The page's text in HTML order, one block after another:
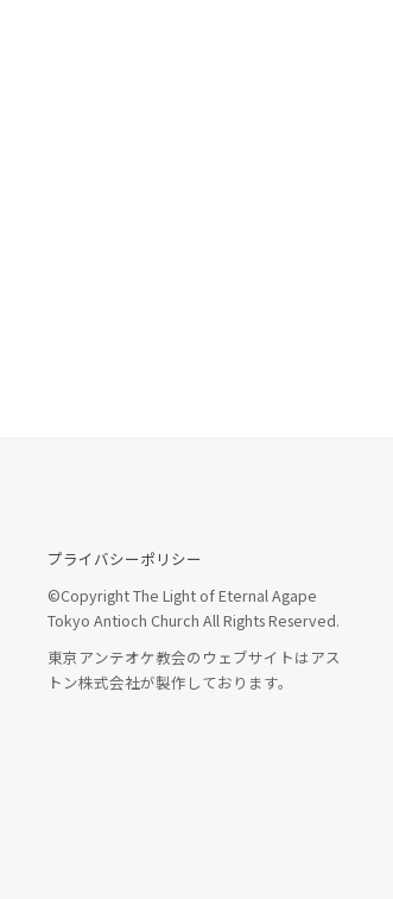
プライバシーポリシー
©Copyright The Light of Eternal Agape
Tokyo Antioch Church All Rights Reserved.
東京アンテオケ教会のウェブサイトはアス
トン株式会社が製作しております。